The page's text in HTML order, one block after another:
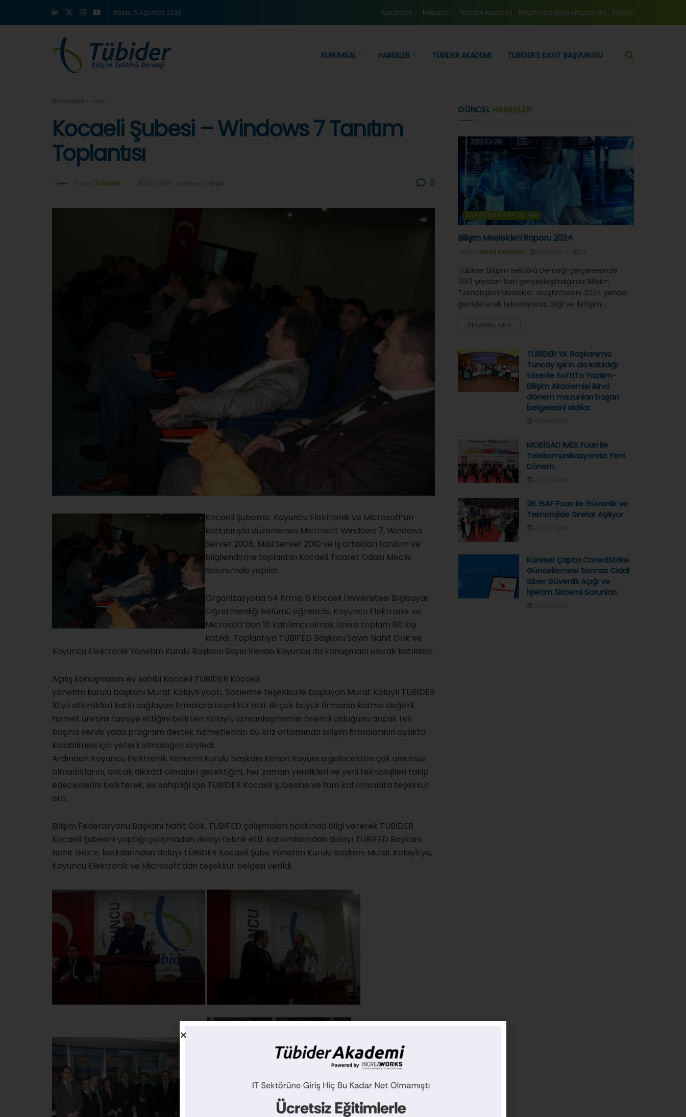
Pazar, 9 Ağustos 2026 Kurumsal Haberler Tübider Akademi Bilişim Meslekleri Araştırması İletişim
KURUMSAL HABERLER TÜBIDER AKADEMI TÜBIDER’E KAYIT BAŞVURUSU
Anasayfa
Kocaeli Şubesi – Windows 7 Tanıtım
Toplantısı
Tübider 0
Kocaeli Şubemiz, Koyuncu Elektronik ve Microsoft’un
katkılarıyla düzenlenen Microsoft Windows 7, Windows
Server 2008, Mail Server 2010 ve iş ortakları tanıtım ve
bilgilendirme toplantısı Kocaeli Ticaret Odası Meclis
Salonu’nda yapıldı.
Organizasyona 54 firma, 6 Kocaeli Üniversitesi Bilgisayar
Öğretmenliği bölümü öğrencisi, Koyuncu Elektronik ve
Microsoft’dan 10 katılımcı olmak üzere toplam 80 kişi
katıldı. Toplantıya TÜBİFED Başkanı Sayın Nahit Gök ve
Koyuncu Elektronik Yönetim Kurulu Başkanı Sayın Kenan Koyuncu da konuşmacı olarak katıldılar.
Açılış konuşmasını ev sahibi Kocaeli TÜBİDER Kocaeli
yönetim kurulu başkanı Murat Kolaylı yaptı. Sözlerine teşekkürle başlayan Murat Kolaylı TÜBİDER
10.yıl etkinlikleri katkı sağlayan firmalara teşekkür etti. Birçok büyük firmanın katma değerli
hizmet üretimi tavsiye ettiğini belirten Kolaylı, uzmanlaşmamın önemli olduğunu ancak tek
başına servis yada program destek hizmetlerinin bu kriz ortamında bilişim firmalarının ayakta
kalabilmesi için yeterli olmadığını söyledi.
Ardından Koyuncu Elektronik Yönetim Kurulu başkanı Kenan Koyuncu gelecekten çok umutsuz
olmadıklarını, ancak dikkatli olmaları gerektiğini, her zaman yenilikleri ve yeni teknolojileri takip
edeceklerini belirterek, ev sahipliği için TÜBİDER Kocaeli şubesine ve tüm katılımcılara teşekkür
etti.
Bilişim Federasyonu Başkanı Nahit Gök, TÜBİFED çalışmaları hakkında bilgi vererek TÜBİDER
Kocaeli Şubesini yaptığı çalışmadan dolayı tebrik etti. Katılımlarından dolayı TÜBİFED Başkanı
Nahit Gök’e, katkılarından dolayı TÜBİDER Kocaeli Şube Yönetim Kurulu Başkanı Murat Kolaylı’ya,
Koyuncu Elektronik ve Microsoft’dan teşekkür belgesi verildi.
GÜNCEL HABERLER
ARAŞTIRMA RAPORLARI
Bilişim Meslekleri Raporu 2024
HAKAN KARADAYI
Tübider Bilişim Sektörü Derneği çerçevesinde
2013 yılından beri gerçekleştirdiğimiz Bilişim
Teknolojileri Meslekler Araştırmasını 2024 yılında
genişleterek tekrarlıyoruz. Bilgi ve İletişim...
DEVAMINI OKU
TÜBİDER YK Başkanımız
Tuncay Işık’ın da katıldığı
törenle SoftITo Yazılım-
Bilişim Akademisi ikinci
dönem mezunları başarı
belgelerini aldılar.
MOBİSAD IMEX Fuarı ile
Telekomünikasyonda Yeni
Dönem
28. ISAF Fuarı ile Güvenlik ve
Teknolojide Sınırlar Aşılıyor
Küresel Çapta CrowdStrike
Güncellemesi Sonrası Ciddi
Siber Güvenlik Açığı ve
İşletim Sistemi Sorunları